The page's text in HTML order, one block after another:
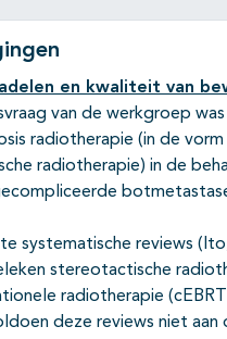
en kwaliteit van
van de werkgroep
radiotherapie (in de vorm
radiotherapie) in de
systematische reviews
stereotactische
radiotherapie
deze reviews niet aan